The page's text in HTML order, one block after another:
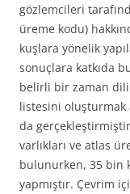
gözlemcileri
üreme kodu)
kuşlara yönelik
sonuçlara katkıda
belirli bir zaman
listesini oluşturmak
da
varlıkları ve atlas
bulunurken, 35 bin
yapmıştır. Çevrim